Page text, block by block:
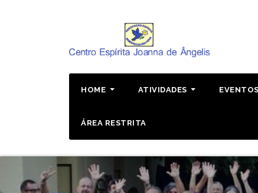
HOME ATIVIDADES EVENTOS
ÁREA RESTRITA